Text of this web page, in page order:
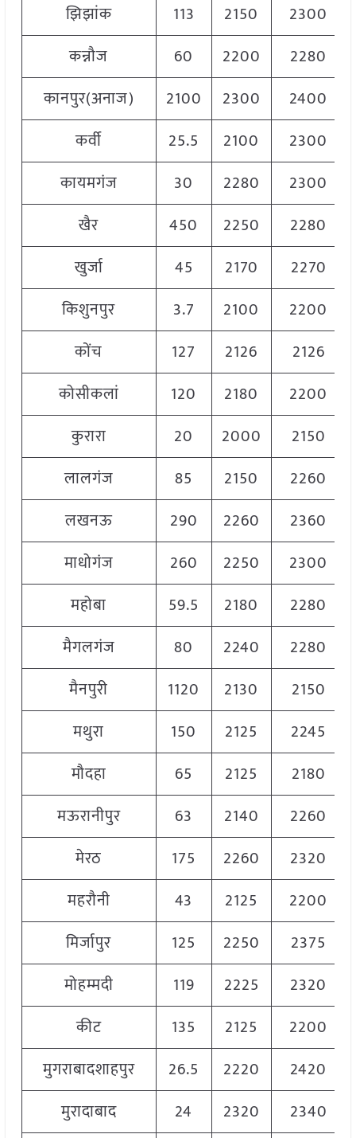
झिझांक
113 2150 2300
कन्नौज
60 2200 2280
कानपुर(अनाज)
2100 2300 2400
कर्वी
25.5 2100 2300
कायमगंज
30 2280 2300
खैर
450 2250 2280
खुर्जा
45 2170 2270
किशुनपुर
3.7 2100
2200
कोंच
127 2126
2126
कोसीकलां
120 2180
2200
कुरारा
20 2000 2150
लालगंज
85 2150 2260
लखनऊ
290 2260
2360
माधोगंज
260 2250 2300
महोबा
59.5 2180 2280
मैगलगंज
80 2240 2280
मैनपुरी
1120 2130 2150
मथुरा
150 2125 2245
मौदहा
65 2125
2180
मऊरानीपुर
63 2140 2260
मेरठ
175 2260 2320
महरौनी
43 2125 2200
मिर्जापुर
125 2250 2375
मोहम्मदी
119 2225 2320
कीट
135 2125
2200
मुगराबादशाहपुर
26.5 2220 2420
मुरादाबाद
24 2320 2340